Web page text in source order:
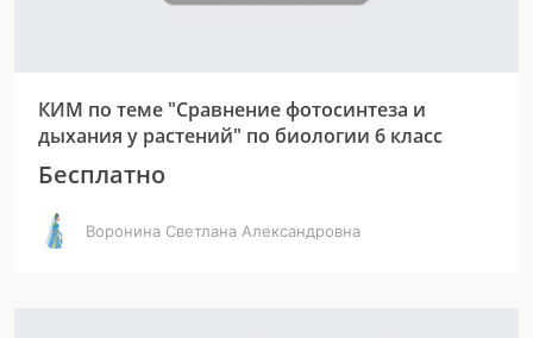
КИМ по теме "Сравнение фотосинтеза и
дыхания у растений" по биологии 6 класс
Бесплатно
Воронина Светлана Александровна